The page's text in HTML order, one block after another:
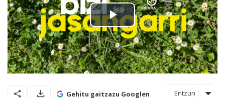
Gehitu gaitzazu Googlen Entzun